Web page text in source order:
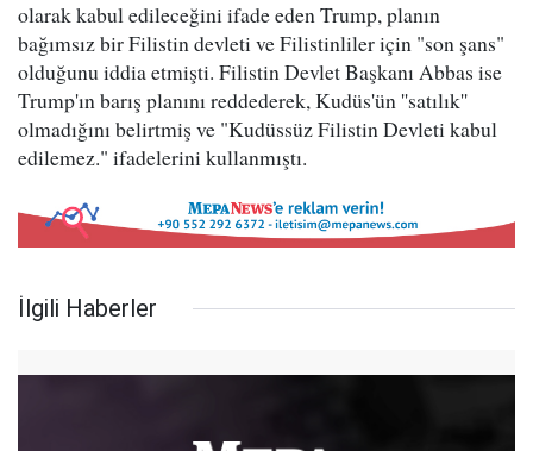
olarak kabul edileceğini ifade eden Trump, planın
bağımsız bir Filistin devleti ve Filistinliler için "son şans"
olduğunu iddia etmişti. Filistin Devlet Başkanı Abbas ise
Trump'ın barış planını reddederek, Kudüs'ün ''satılık''
olmadığını belirtmiş ve "Kudüssüz Filistin Devleti kabul
edilemez." ifadelerini kullanmıştı.
İlgili Haberler